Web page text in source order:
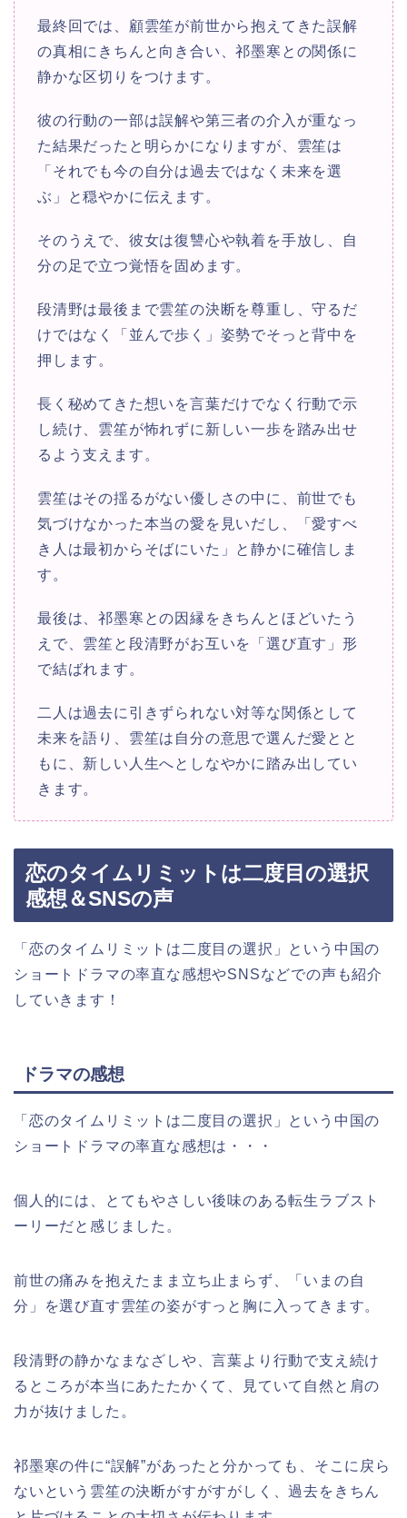
最終回では、顧雲笙が前世から抱えてきた誤解
の真相にきちんと向き合い、祁墨寒との関係に
静かな区切りをつけます。
彼の行動の一部は誤解や第三者の介入が重なっ
た結果だったと明らかになりますが、雲笙は
「それでも今の自分は過去ではなく未来を選
ぶ」と穏やかに伝えます。
そのうえで、彼女は復讐心や執着を手放し、自
分の足で立つ覚悟を固めます。​
段清野は最後まで雲笙の決断を尊重し、守るだ
けではなく「並んで歩く」姿勢でそっと背中を
押します。
長く秘めてきた想いを言葉だけでなく行動で示
し続け、雲笙が怖れずに新しい一歩を踏み出せ
るよう支えます。
雲笙はその揺るがない優しさの中に、前世でも
気づけなかった本当の愛を見いだし、「愛すべ
き人は最初からそばにいた」と静かに確信しま
す。​
最後は、祁墨寒との因縁をきちんとほどいたう
えで、雲笙と段清野がお互いを「選び直す」形
で結ばれます。
二人は過去に引きずられない対等な関係として
未来を語り、雲笙は自分の意思で選んだ愛とと
もに、新しい人生へとしなやかに踏み出してい
きます。
恋のタイムリミットは二度目の選択
感想＆SNSの声
「恋のタイムリミットは二度目の選択」という中国の
ショートドラマの率直な感想やSNSなどでの声も紹介
していきます！
ドラマの感想
「恋のタイムリミットは二度目の選択」という中国の
ショートドラマの率直な感想は・・・
個人的には、とてもやさしい後味のある転生ラブスト
ーリーだと感じました。
前世の痛みを抱えたまま立ち止まらず、「いまの自
分」を選び直す雲笙の姿がすっと胸に入ってきます。
段清野の静かなまなざしや、言葉より行動で支え続け
るところが本当にあたたかくて、見ていて自然と肩の
力が抜けました。
祁墨寒の件に“誤解”があったと分かっても、そこに戻ら
ないという雲笙の決断がすがすがしく、過去をきちん